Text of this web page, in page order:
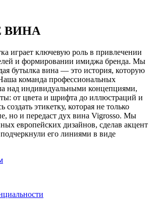
ВИНА
играет ключевую роль в привлечении
и формировании имиджа бренда. Мы
бутылка вина — это история, которую
команда профессиональных
над индивидуальными концепциями,
от цвета и шрифта до иллюстраций и
создать этикетку, которая не только
но и передаст дух вина Vigrosso. Мы
европейских дизайнов, сделав акцент
его линиями в виде